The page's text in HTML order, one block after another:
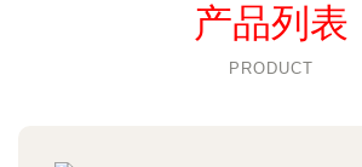
产品列表
PRODUCT